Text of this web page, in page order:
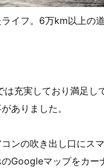
イフ。6万km以上の
充実しており満足し
ありました。
ンの吹き出し口にス
Googleマップをカー